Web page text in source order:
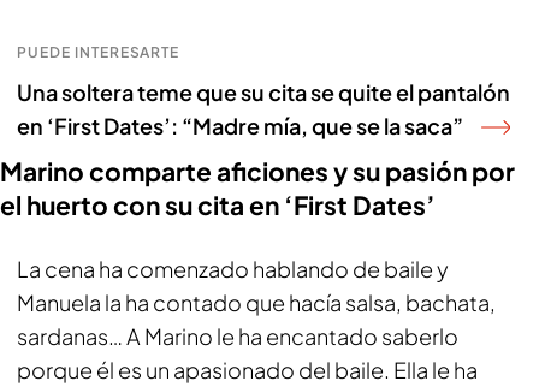
PUEDE INTERESARTE
Una soltera teme que su cita se quite el pantalón
en ‘First Dates’: “Madre mía, que se la saca”
Marino comparte aficiones y su pasión por
el huerto con su cita en ‘First Dates’
La cena ha comenzado hablando de baile y
Manuela la ha contado que hacía salsa, bachata,
sardanas… A Marino le ha encantado saberlo
porque él es un apasionado del baile. Ella le ha